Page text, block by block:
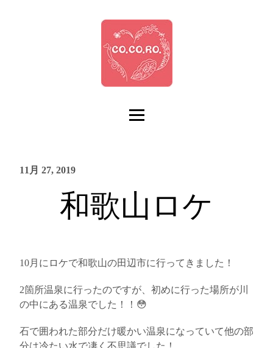
11月 27, 2019
和歌山ロケ
10月にロケで和歌山の田辺市に行ってきました！
2箇所温泉に行ったのですが、初めに行った場所が川
の中にある温泉でした！！😳
石で囲われた部分だけ暖かい温泉になっていて他の部
分は冷たい水で凄く不思議でした！